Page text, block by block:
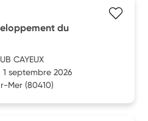
du
CAYEUX
septembre 2026
Mer (80410)